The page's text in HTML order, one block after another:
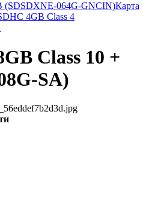
(SDSDXNE-064G-GNCIN)Карта
4GB Class 4
Class 10 +
SA)